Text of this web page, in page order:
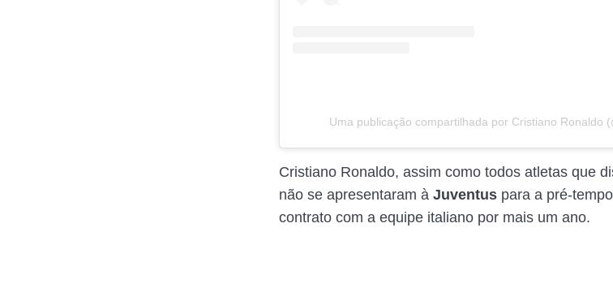
Uma publicação compartilhada por Cristiano Ronaldo
Cristiano Ronaldo, assim como todos atletas que
não se apresentaram à Juventus para a pré-
contrato com a equipe italiano por mais um ano.